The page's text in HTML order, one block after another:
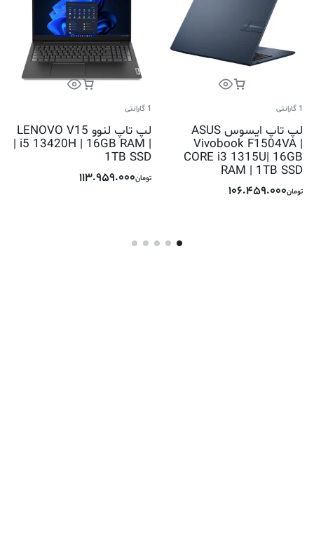
1 گارانتی
لپ تاپ ایسوس ASUS
Vivobook F1504VA |
CORE i3 1315U| 16GB
RAM | 1TB SSD
تومان106.459.000
1 گارانتی
لپ تاپ لنوو LENOVO V15
| i5 13420H | 16GB RAM |
1TB SSD
تومان113.959.000